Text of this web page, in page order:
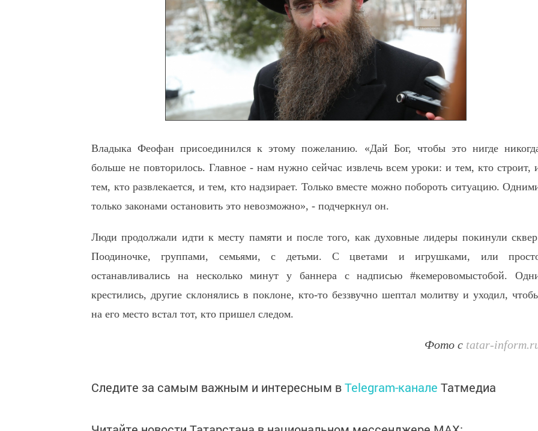
Владыка Феофан присоединился к этому пожеланию. «Дай Бог, чтобы это нигде
больше не повторилось. Главное - нам нужно сейчас извлечь всем уроки: и тем, кто строит,
тем, кто развлекается, и тем, кто надзирает. Только вместе можно побороть ситуацию.
только законами остановить это невозможно», - подчеркнул он.
Люди продолжали идти к месту памяти и после того, как духовные лидеры покинули
Поодиночке, группами, семьями, с детьми. С цветами и игрушками, или
останавливались на несколько минут у баннера с надписью #кемеровомыстобой.
крестились, другие склонялись в поклоне, кто-то беззвучно шептал молитву и уходил,
на его место встал тот, кто пришел следом.
Фото с tatar-
Следите за самым важным и интересным вTelegram-канале Татмедиа